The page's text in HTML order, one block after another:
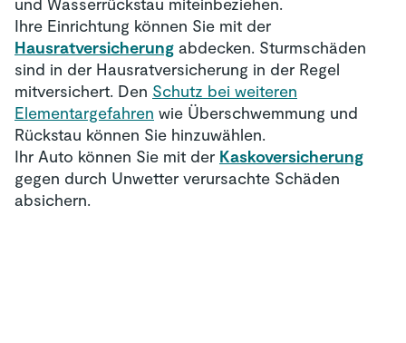
Ihre Einrichtung können Sie mit der
Hausratversicherung abdecken. Sturmschäden
sind in der Hausratversicherung in der Regel
mitversichert. Den Schutz bei weiteren
Elementargefahren wie Überschwemmung und
Rückstau können Sie hinzuwählen.
Ihr Auto können Sie mit der Kaskoversicherung
gegen durch Unwetter verursachte Schäden
absichern.